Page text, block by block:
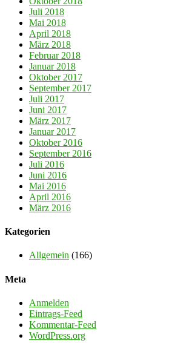
Juli 2018
Mai 2018
April 2018
März 2018
Februar 2018
Januar 2018
Oktober 2017
September 2017
Juli 2017
Juni 2017
März 2017
Januar 2017
Oktober 2016
September 2016
Juli 2016
Juni 2016
Mai 2016
April 2016
März 2016
Kategorien
Allgemein (166)
Meta
Anmelden
Eintrags-Feed
Kommentar-Feed
WordPress.org